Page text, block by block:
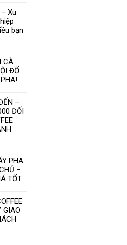
Xu
bạn
CÀ
ĐỔ
–
ĐỐI
PHA
–
TỐT
GIAO